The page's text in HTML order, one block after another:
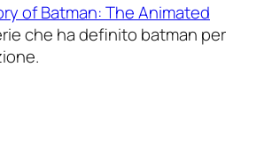
of Batman: The Animated
che ha definito batman per